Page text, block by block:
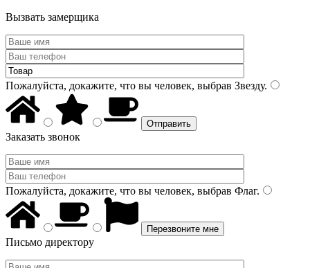
Вызвать замерщика
Пожалуйста, докажите, что вы человек, выбрав Звезду.
Заказать звонок
Пожалуйста, докажите, что вы человек, выбрав Флаг.
Письмо директору